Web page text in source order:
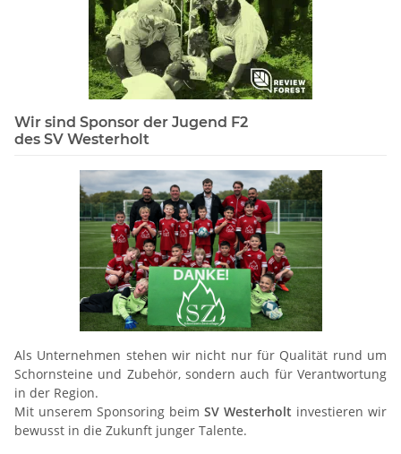
Wir sind Sponsor der Jugend F2
des SV Westerholt
Als Unternehmen stehen wir nicht nur für Qualität rund um
Schornsteine und Zubehör, sondern auch für Verantwortung
in der Region.
Mit unserem Sponsoring beim SV Westerholt investieren wir
bewusst in die Zukunft junger Talente.